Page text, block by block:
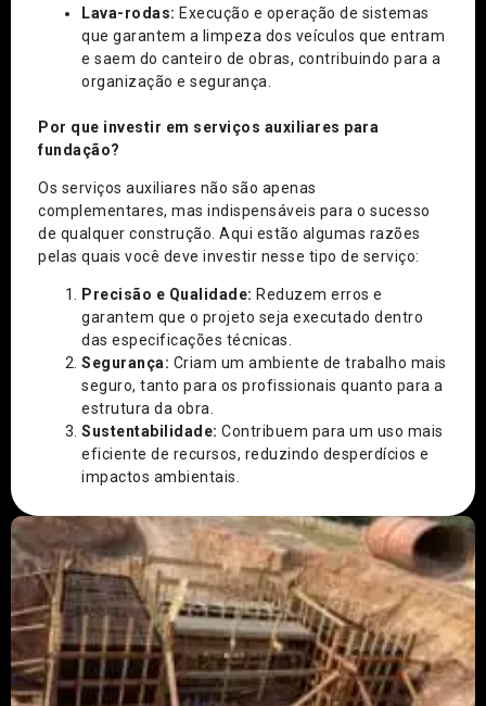
Lava-rodas: Execução e operação de sistemas
que garantem a limpeza dos veículos que entram
e saem do canteiro de obras, contribuindo para a
organização e segurança.
Por que investir em serviços auxiliares para
fundação?
Os serviços auxiliares não são apenas
complementares, mas indispensáveis para o sucesso
de qualquer construção. Aqui estão algumas razões
pelas quais você deve investir nesse tipo de serviço:
Precisão e Qualidade: Reduzem erros e
garantem que o projeto seja executado dentro
das especificações técnicas.
Segurança: Criam um ambiente de trabalho mais
seguro, tanto para os profissionais quanto para a
estrutura da obra.
Sustentabilidade: Contribuem para um uso mais
eficiente de recursos, reduzindo desperdícios e
impactos ambientais.